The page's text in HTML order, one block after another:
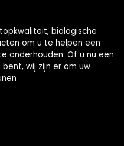
biologische
om u te helpen een
onderhouden. Of u nu een
wij zijn er om uw